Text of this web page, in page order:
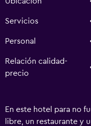
Servicios
Personal
Relación calidad-
precio
En este hotel para no
libre, un restaurante y